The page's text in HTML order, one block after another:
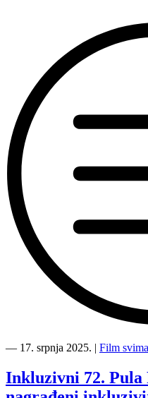
u
inkluzivnoj
― 17. srpnja 2025. | Film svima
Inkluzivni 72.